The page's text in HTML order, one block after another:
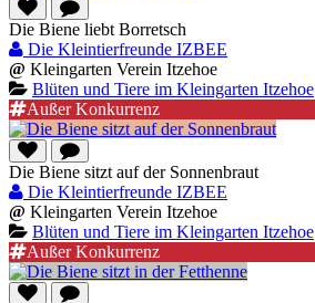
Die Biene liebt Borretsch
Die Kleintierfreunde IZBEE
@ Kleingarten Verein Itzehoe
Blüten und Tiere im Kleingarten Itzehoe
Außer Konkurrenz
Die Biene sitzt auf der Sonnenbraut
Die Kleintierfreunde IZBEE
@ Kleingarten Verein Itzehoe
Blüten und Tiere im Kleingarten Itzehoe
Außer Konkurrenz